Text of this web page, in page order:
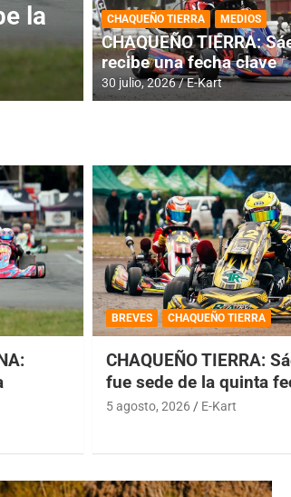
RMC BUENOS
histórica en
4 agosto, 2026 E-Kart
CHAQUEÑO TIERRA MEDIOS
CHAQUEÑO TIERRA:
recibe una fecha clave
30 julio, 2026 E-Kart
BREVES CHAQUEÑO TIERRA
CHAQUEÑO TIERRA:
fue sede de la quinta
5 agosto, 2026 E-Kart